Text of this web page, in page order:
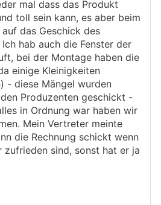
mal dass das Produkt
toll sein kann, es aber beim
das Geschick des
hab auch die Fenster der
bei der Montage haben die
einige Kleinigkeiten
- diese Mängel wurden
Produzenten geschickt -
in Ordnung war haben wir
Mein Vertreter meinte
die Rechnung schickt wenn
sind, sonst hat er ja